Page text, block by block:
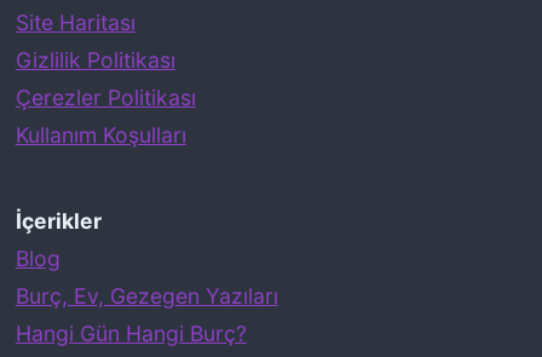
Site Haritası
Gizlilik Politikası
Çerezler Politikası
Kullanım Koşulları
İçerikler
Blog
Burç, Ev, Gezegen Yazıları
Hangi Gün Hangi Burç?